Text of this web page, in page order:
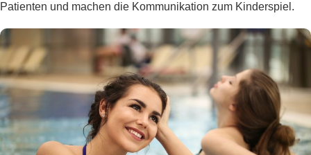
Patienten und machen die Kommunikation zum Kinderspiel.